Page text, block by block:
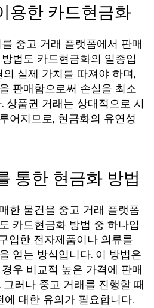
용한 카드현금화
중고 거래 플랫폼에서 판매
법도 카드현금화의 일종입
실제 가치를 따져야 하며,
판매함으로써 손실을 최소
상품권 거래는 상대적으로 시
어지므로, 현금화의 유연성
통한 현금화 방법
한 물건을 중고 거래 플랫폼
카드현금화 방법 중 하나입
입한 전자제품이나 의류를
얻는 방식입니다. 이 방법은
우 비교적 높은 가격에 판매
러나 중고 거래를 진행할 때
대한 유의가 필요합니다.